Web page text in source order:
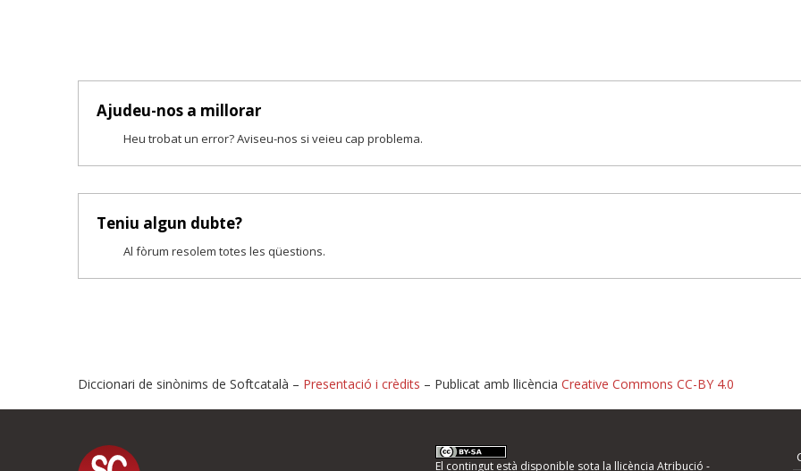
Ajudeu-nos a millorar
Heu trobat un error? Aviseu-nos si veieu cap problema.
Teniu algun dubte?
Al fòrum resolem totes les qüestions.
Proposeu-nos millores o informeu d'errors
Diccionari de sinònims de Softcatalà – Presentació i crèdits – Publicat amb llicència Creative Commons CC-BY 4.0
El contingut està disponible sota la llicència Atribució -